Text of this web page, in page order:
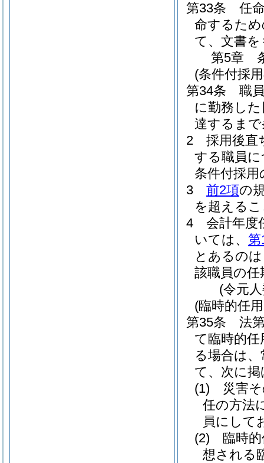
第33条
任
命するた
て、文書
第5章
(条件付採
第34条
職
に勤務し
達するま
2
採用後直
する職員
条件付採
3
前2項の
を超える
4
会計年度
いては、 第
とあるの
該職員の
(令元
(臨時的任
第35条
法
て臨時的
る場合は
て、次に
(1)
災害
任の方法
員にして
(2)
臨時
想される